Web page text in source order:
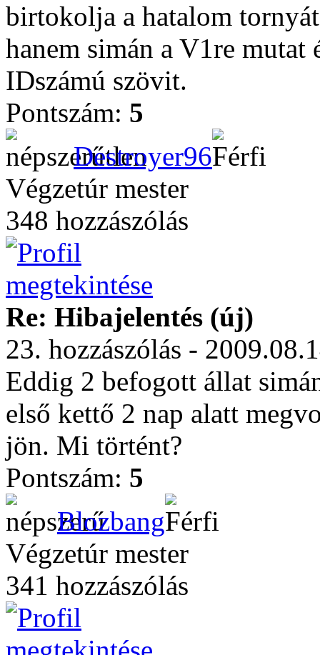
birtokolja a hatalom
hanem simán a V1re mutat
IDszámú szövit.
Pontszám: 5
Destroyer96
Végzetúr mester
348 hozzászólás
Re: Hibajelentés (új)
23. hozzászólás -
Eddig 2 befogott állat
első kettő 2 nap alatt
jön. Mi történt?
Pontszám: 5
Blozbang
Végzetúr mester
341 hozzászólás